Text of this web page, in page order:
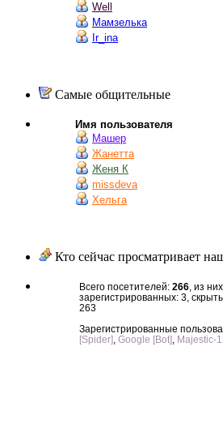
Well
Мамзелька
Ir_ina
Самые общительные
Имя пользователя
Машер
Жанетта
Женя К
missdeva
Хельга
Кто сейчас просматривает
Всего посетителей: 266 , из них
зарегистрированных: 3,
263
Зарегистрированные
[Spider] Google [Bot] Majestic-